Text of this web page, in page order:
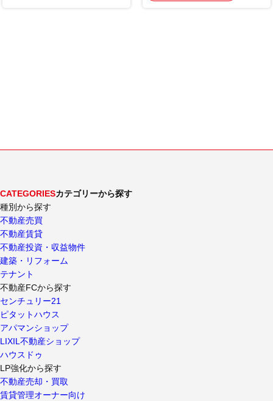
CATEGORIESカテゴリーから探す
種別から探す
不動産売買
不動産賃貸
不動産投資・収益物件
建築・リフォーム
テナント
不動産FCから探す
センチュリー21
ピタットハウス
アパマンショップ
LIXIL不動産ショップ
ハウスドゥ
LP強化から探す
不動産売却・買取
賃貸管理オーナー向け